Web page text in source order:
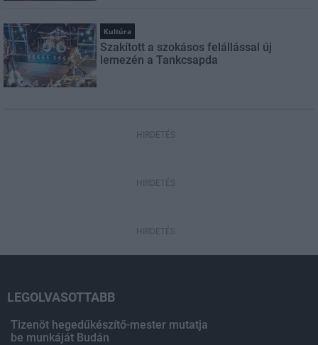
Kultúra
Szakított a szokásos felállással új
lemezén a Tankcsapda
HIRDETÉS
HIRDETÉS
HIRDETÉS
LEGOLVASOTTABB
Tizenöt hegedűkészítő-mester mutatja
be munkáját Budán